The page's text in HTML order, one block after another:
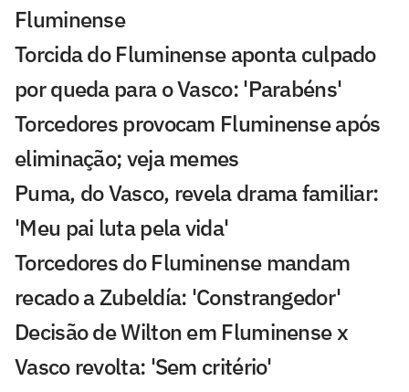
Fluminense
Torcida do Fluminense aponta culpado
por queda para o Vasco: 'Parabéns'
Torcedores provocam Fluminense após
eliminação; veja memes
Puma, do Vasco, revela drama familiar:
'Meu pai luta pela vida'
Torcedores do Fluminense mandam
recado a Zubeldía: 'Constrangedor'
Decisão de Wilton em Fluminense x
Vasco revolta: 'Sem critério'